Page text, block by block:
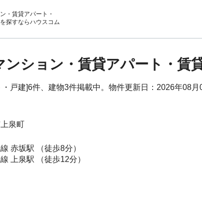
・賃貸アパート・
探すならハウスコム
ンション・賃貸アパート・賃
戸建]6件、建物3件掲載中。物件更新日：2026年08月
上泉町
赤坂駅
（徒歩8分）
上泉駅 （徒歩12分）